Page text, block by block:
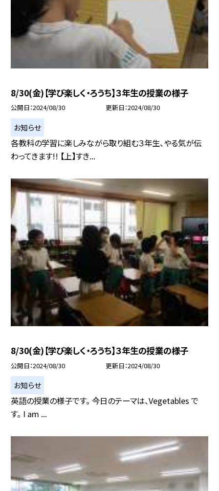
8/30(金)【学び楽しく・ろうち】３年生の授業の様子
公開日 2024/08/30 更新日 2024/08/30
お知らせ
各教科の学習に楽しみながら取り組む３年生、やる気が伝
わってきます!! 【上】すき...
8/30(金)【学び楽しく・ろうち】３年生の授業の様子
公開日 2024/08/30 更新日 2024/08/30
お知らせ
英語の授業の様子です。 今日のテーマは、Vegetables で
す。 I am ...